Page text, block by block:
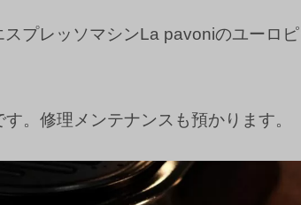
プレッソマシンLa pavoniのユーロ
。修理メンテナンスも預かります。